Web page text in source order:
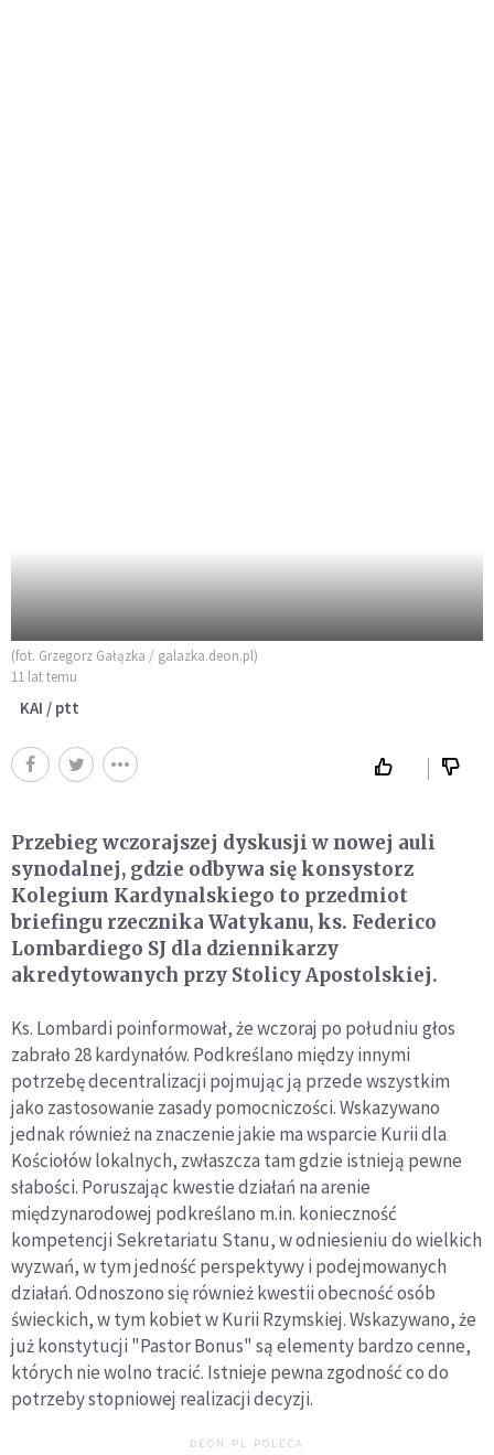
(fot. Grzegorz Gałązka / galazka.deon.pl)
11 lat temu
KAI / ptt
Przebieg wczorajszej dyskusji w nowej auli
synodalnej, gdzie odbywa się konsystorz
Kolegium Kardynalskiego to przedmiot
briefingu rzecznika Watykanu, ks. Federico
Lombardiego SJ dla dziennikarzy
akredytowanych przy Stolicy Apostolskiej.
Ks. Lombardi poinformował, że wczoraj po południu głos
zabrało 28 kardynałów. Podkreślano między innymi
potrzebę decentralizacji pojmując ją przede wszystkim
jako zastosowanie zasady pomocniczości. Wskazywano
jednak również na znaczenie jakie ma wsparcie Kurii dla
Kościołów lokalnych, zwłaszcza tam gdzie istnieją pewne
słabości. Poruszając kwestie działań na arenie
międzynarodowej podkreślano m.in. konieczność
kompetencji Sekretariatu Stanu, w odniesieniu do wielkich
wyzwań, w tym jedność perspektywy i podejmowanych
działań. Odnoszono się również kwestii obecność osób
świeckich, w tym kobiet w Kurii Rzymskiej. Wskazywano, że
już konstytucji "Pastor Bonus" są elementy bardzo cenne,
których nie wolno tracić. Istnieje pewna zgodność co do
potrzeby stopniowej realizacji decyzji.
DEON.PL POLECA